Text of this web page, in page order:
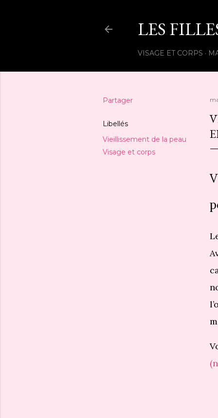
LES
VISAGE ET CORPS
Partager
Libellés
Vieillissement de la peau
Visage et corps